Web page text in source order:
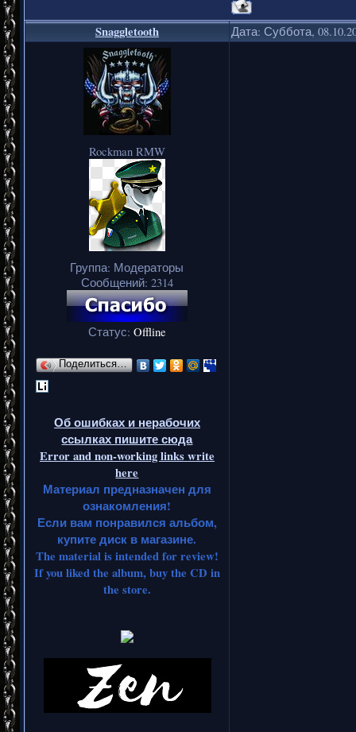
Snaggletooth Дата: Суббота,
Rockman RMW
Группа: Модераторы
Сообщений: 2314
Статус: Offline
Поделиться…
Об ошибках и нерабочих
ссылках пишите сюда
Error and non-working links write
here
Материал предназначен для
ознакомления!
Если вам понравился альбом,
купите диск в магазине.
The material is intended for review!
If you liked the album, buy the CD in
the store.